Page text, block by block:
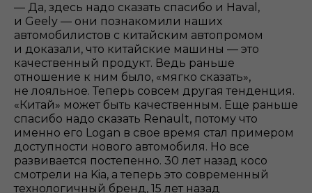
— Да, здесь надо сказать спасибо и Haval,
и Geely — они познакомили наших
автомобилистов с китайским автопромом
и доказали, что китайские машины — это
качественный продукт. Ведь раньше
отношение к ним было, «мягко сказать»,
не лояльное. Теперь совсем другая тенденция.
«Китай» может быть качественным. Еще раньше
спасибо надо сказать Renault, потому что
именно его Logan в свое время стал примером
доступности нового автомобиля. Но все
развивается постепенно. 30 лет назад косо
смотрели на Kia, а теперь это современный
технологичный бренд, 15 лет назад